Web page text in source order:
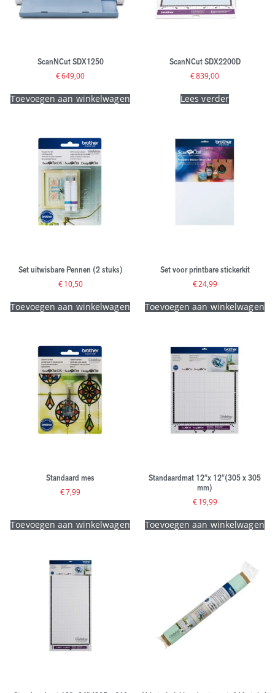
ScanNCut SDX1250
€649,00
Toevoegen aan winkelwagen
ScanNCut SDX2200D
€839,00
Lees verder
Set uitwisbare Pennen (2 stuks)
€ 10,50
Toevoegen aan winkelwagen
Set voor printbare stickerkit
€24,99
Toevoegen aan winkelwagen
Standaard mes
€7,99
Toevoegen aan winkelwagen
Standaardmat 12″x 12″(305 x 305
mm)
€ 19,99
Toevoegen aan winkelwagen